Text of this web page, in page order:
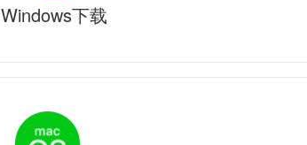
Windows下载